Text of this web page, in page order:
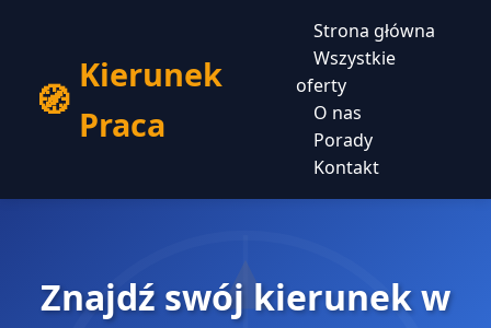
Kierunek
Praca
Strona główna
Wszystkie
oferty
O nas
Porady
Kontakt
Znajdź swój kierunek w